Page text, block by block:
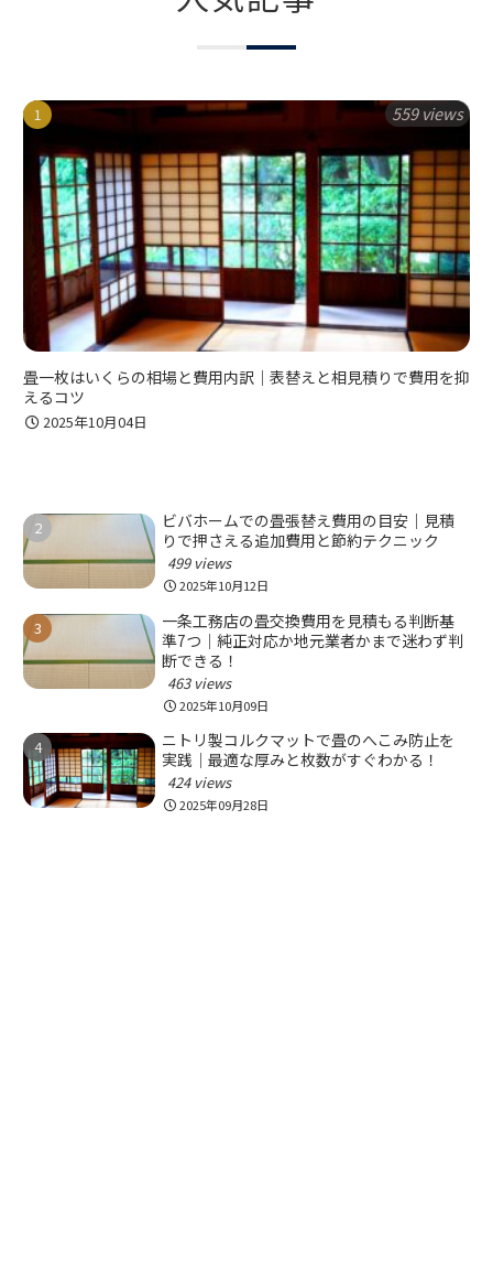
畳一枚はいくらの相場と費用内訳｜表替えと相見積りで費用を抑
えるコツ
559 views
2025年10月04日
ビバホームでの畳張替え費用の目安｜見積
りで押さえる追加費用と節約テクニック
499 views
2025年10月12日
一条工務店の畳交換費用を見積もる判断基
準7つ｜純正対応か地元業者かまで迷わず判
断できる！
463 views
2025年10月09日
ニトリ製コルクマットで畳のへこみ防止を
実践｜最適な厚みと枚数がすぐわかる！
424 views
2025年09月28日